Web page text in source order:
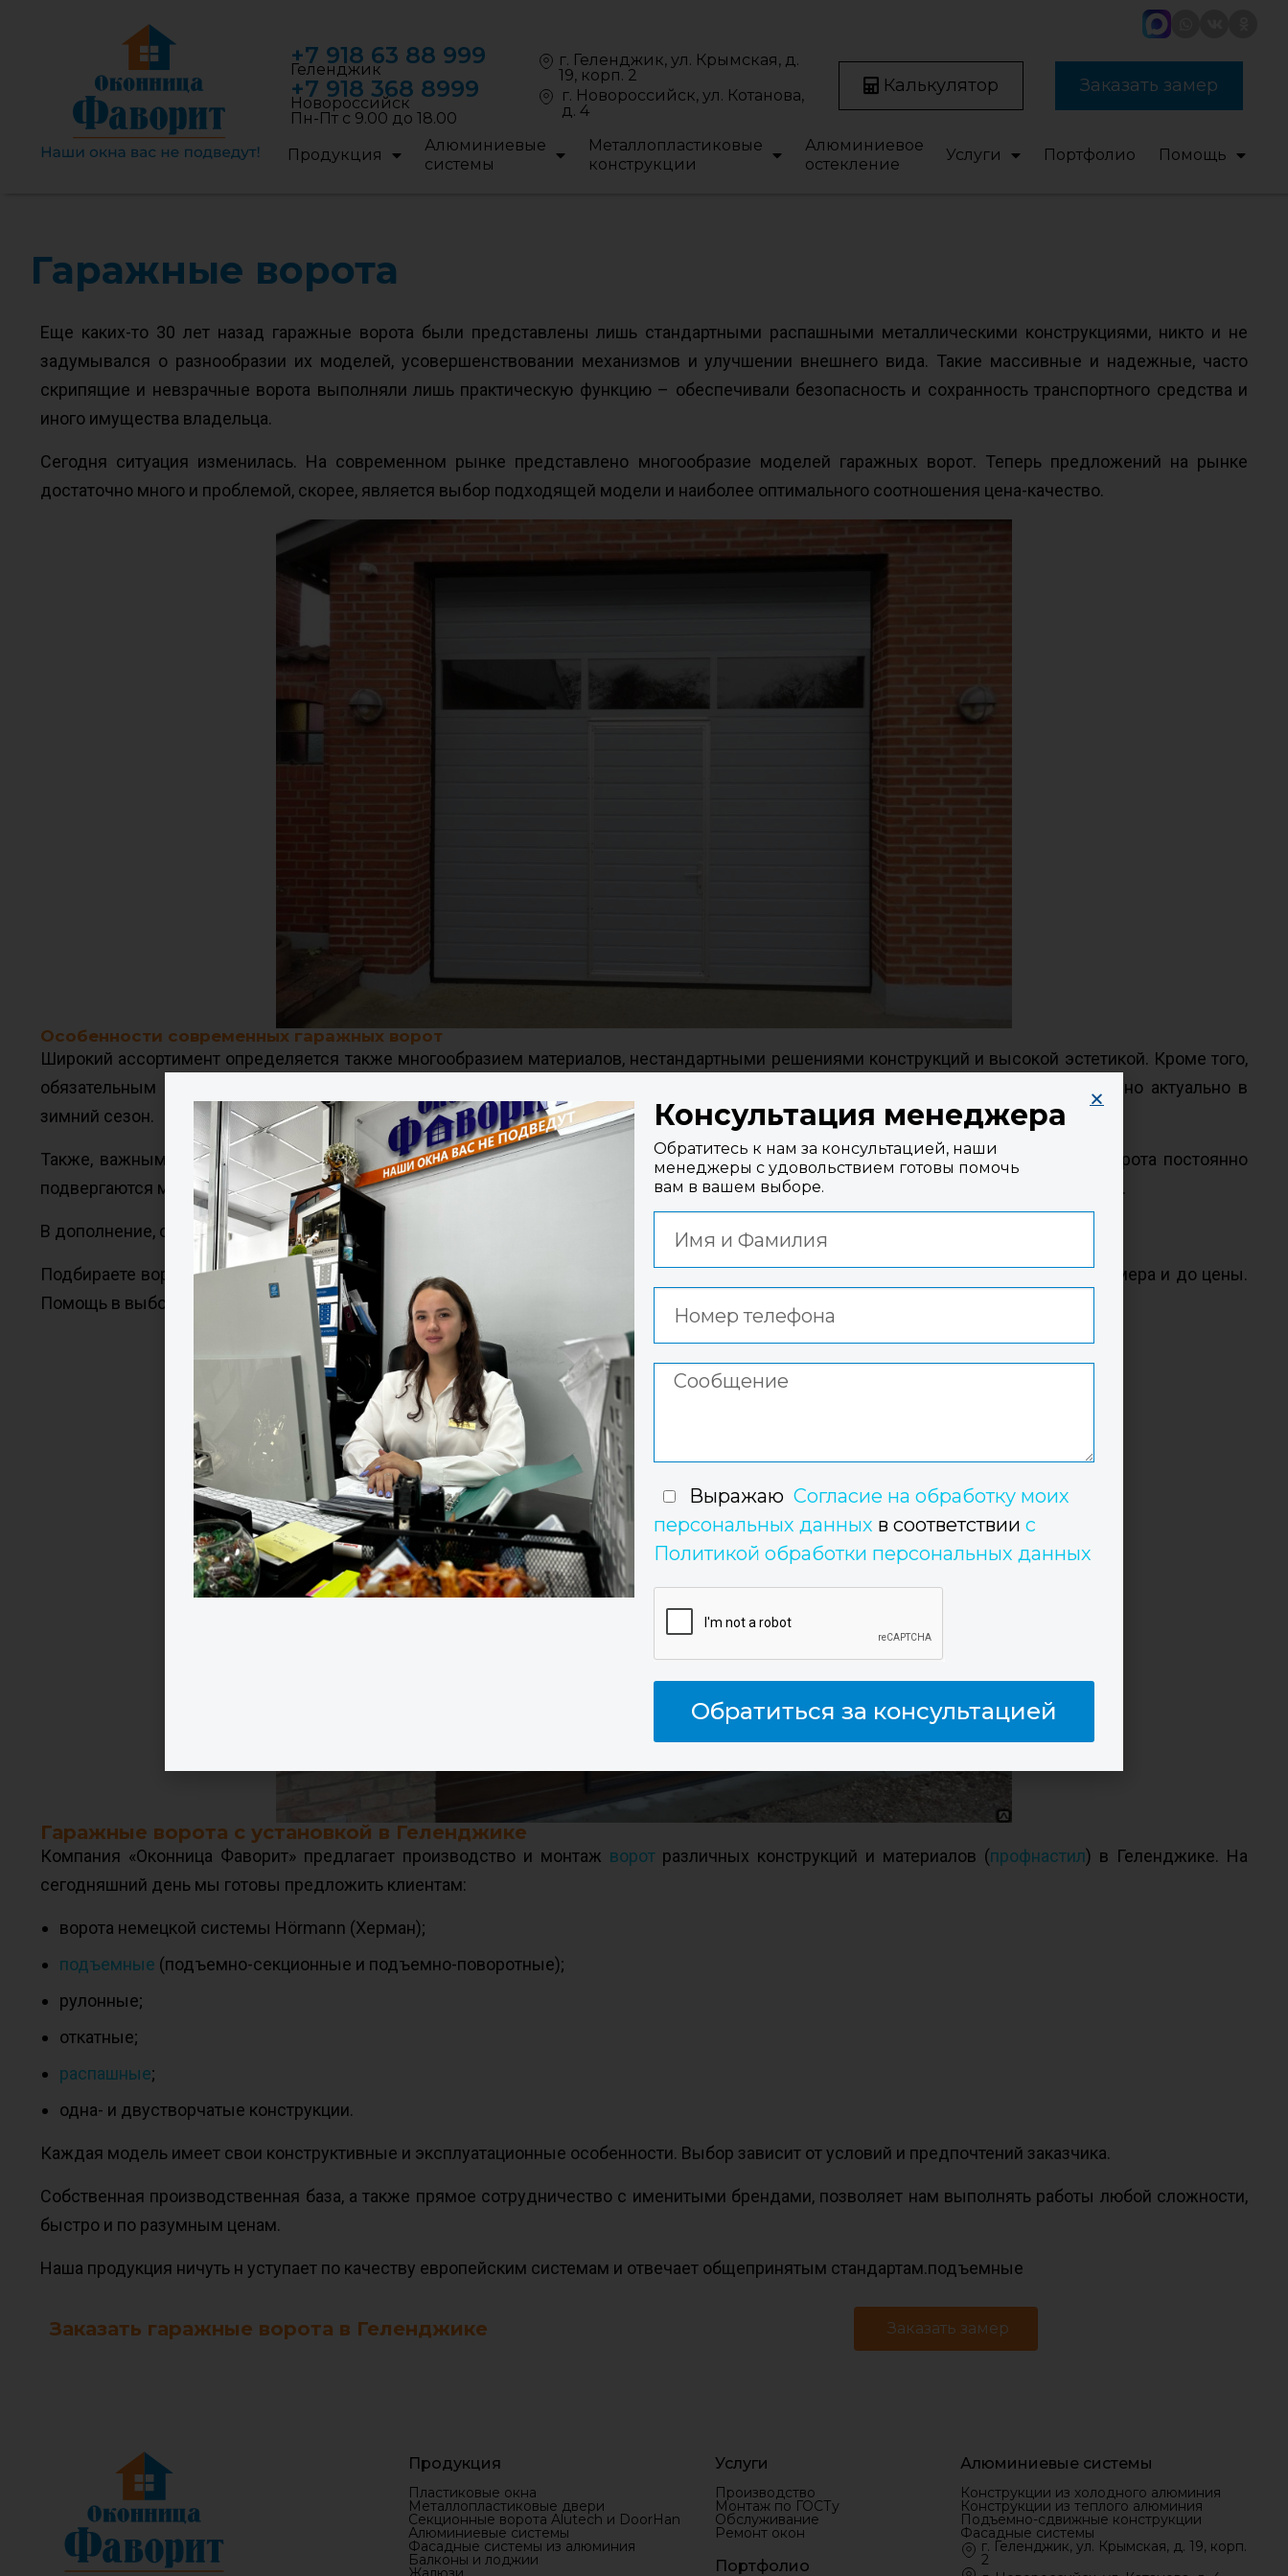
+7 918 63 88 999
Геленджик
+7 918 368 8999
Новороссийск
Пн-Пт с 9.00 до 18.00
г. Геленджик, ул. Крымская, д.
19, корп. 2
г. Новороссийск, ул. Котанова,
д. 4
Калькулятор Заказать замер
Продукция
Алюминиевые
системы
Металлопластиковые
конструкции
Алюминиевое
остекление
Услуги Портфолио Помощь
Гаражные ворота
Еще каких-то 30 лет назад гаражные ворота были представлены лишь стандартными распашными металлическими конструкциями, никто и не
задумывался о разнообразии их моделей, усовершенствовании механизмов и улучшении внешнего вида. Такие массивные и надежные, часто
скрипящие и невзрачные ворота выполняли лишь практическую функцию – обеспечивали безопасность и сохранность транспортного средства и
иного имущества владельца.
Сегодня ситуация изменилась. На современном рынке представлено многообразие моделей гаражных ворот. Теперь предложений на рынке
достаточно много и проблемой, скорее, является выбор подходящей модели и наиболее оптимального соотношения цена-качество.
Особенности современных гаражных ворот
Широкий ассортимент определяется также многообразием материалов, нестандартными решениями конструкций и высокой эстетикой. Кроме того,
обязательным элементом для таких конструкций является наличие полога, который поможет сократить теплопотерь, что особенно актуально в
зимний сезон.
Также, важным критерием является износостойкость и прочность конструкционных элементов, что обусловлено тем, что такие ворота постоянно
подвергаются механическому воздействию и влиянию различных внешних факторов (погодных условий, изменения температур и пр.).
В дополнение, они должны гармонировать с архитектурным стилем фасада или ограждения.
Подбираете ворота на дачу, в гараж, навес, офисный или паркинг многоквартирного дома, важно учитывать массу критериев, от размера и до цены.
Помощь в выборе всегда могут оказать профессионалы.
Гаражные ворота с установкой в Геленджике
Компания «Оконница Фаворит» предлагает производство и монтаж воротразличных конструкций и материалов (профнастил) в Геленджике. На
сегодняшний день мы готовы предложить клиентам:
ворота немецкой системы Hörmann (Херман);
подъемные (подъемно-секционные и подъемно-поворотные);
рулонные;
откатные;
распашные;
одна- и двустворчатые конструкции.
Каждая модель имеет свои конструктивные и эксплуатационные особенности. Выбор зависит от условий и предпочтений заказчика.
Собственная производственная база, а также прямое сотрудничество с именитыми брендами, позволяет нам выполнять работы любой сложности,
быстро и по разумным ценам.
Наша продукция ничуть н уступает по качеству европейским системам и отвечает общепринятым стандартам.подъемные
Заказать гаражные ворота в Геленджике Заказать замер
Продукция
Пластиковые окна
Металлопластиковые двери
Секционные ворота Alutech и DoorHan
Алюминиевые системы
Фасадные системы из алюминия
Балконы и лоджии
Услуги
Производство
Монтаж по ГОСТу
Обслуживание
Ремонт окон
Портфолио
Алюминиевые системы
Конструкции из холодного алюминия
Конструкции из теплого алюминия
Подъемно-сдвижные конструкции
Фасадные системы
г. Геленджик, ул. Крымская, д. 19, корп.
2
Консультация менеджера
Обратитесь к нам за консультацией, наши
менеджеры с удовольствием готовы помочь
вам в вашем выборе.
Выражаю Согласие на обработку моих
персональных данных в соответствии с
Политикой обработки персональных данных
Обратиться за консультацией